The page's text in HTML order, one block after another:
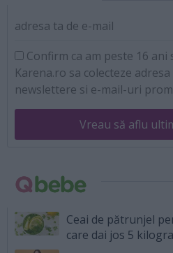
adresa ta de e-mail
Confirm ca am peste 16 ani
Karena.ro sa colecteze
newslettere si e-mail-uri
Vreau să aflu
Ceai de pătrunjel
care dai jos 5